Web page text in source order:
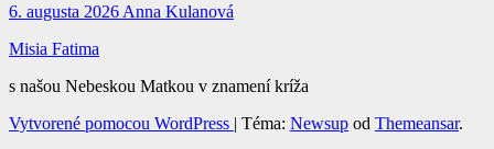
6. augusta 2026 Anna Kulanová
Misia Fatima
s našou Nebeskou Matkou v znamení kríža
Vytvorené pomocou WordPress | Téma: Newsup od Themeansar.